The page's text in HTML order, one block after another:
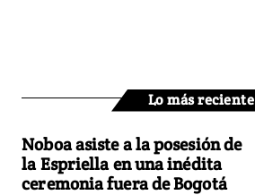
Lo más reciente
Noboa asiste a la posesión de
la Espriella en una inédita
ceremonia fuera de Bogotá